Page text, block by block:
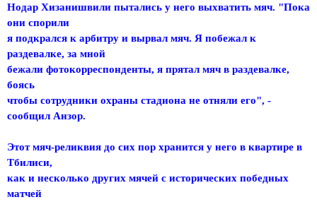
Нодар Хизанишвили пытались у него выхватить мяч. "Пока
они спорили
я подкрался к арбитру и вырвал мяч. Я побежал к
раздевалке, за мной
бежали фотокорреспонденты, я прятал мяч в раздевалке,
боясь
чтобы сотрудники охраны стадиона не отняли его", -
сообщил Анзор.
Этот мяч-реликвия до сих пор хранится у него в квартире в
Тбилиси,
как и несколько других мячей с исторических победных
матчей